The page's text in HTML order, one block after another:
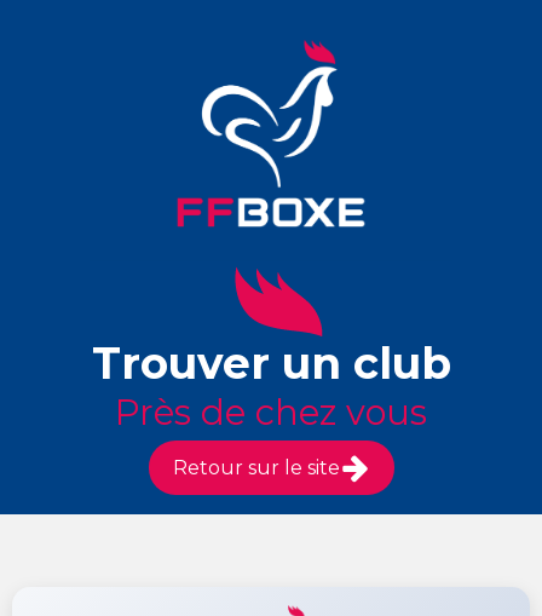
Trouver un club
Près de chez vous
Retour sur le site